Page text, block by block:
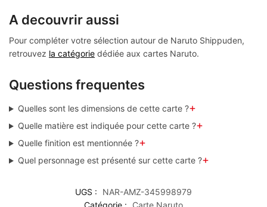
A decouvrir aussi
Pour compléter votre sélection autour de Naruto Shippuden,
retrouvez la catégorie dédiée aux cartes Naruto.
Questions frequentes
Quelles sont les dimensions de cette carte ?+
Quelle matière est indiquée pour cette carte ?+
Quelle finition est mentionnée ?+
Quel personnage est présenté sur cette carte ?+
UGS :
NAR-AMZ-345998979